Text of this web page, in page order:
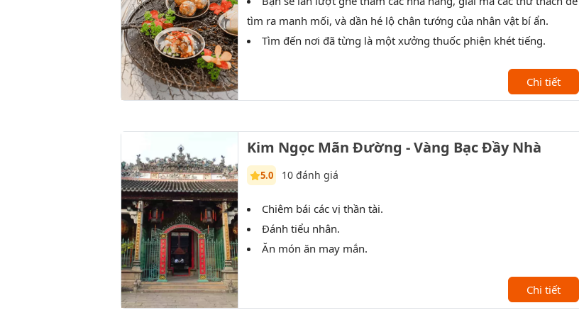
tìm ra manh mối, và dần hé lộ chân tướng của nhân vật bí ẩn.
Tìm đến nơi đã từng là một xưởng thuốc phiện khét tiếng.
Chi tiết
Kim Ngọc Mãn Đường - Vàng Bạc Đầy Nhà
5.0 10 đánh giá
Chiêm bái các vị thần tài.
Đánh tiểu nhân.
Ăn món ăn may mắn.
Chi tiết